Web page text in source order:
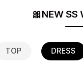
🎀NEW SS
TOP DRESS